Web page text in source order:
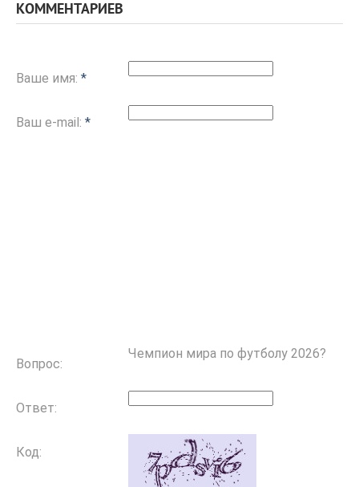
КОММЕНТАРИЕВ
Ваше имя: *
Ваш e-mail: *
Вопрос:
Чемпион мира по футболу 2026?
Ответ:
Код: